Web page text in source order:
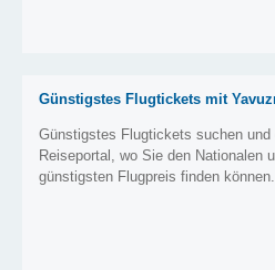
Günstigstes Flugtickets mit
Günstigstes Flugtickets suchen
Reiseportal, wo Sie den Nationalen
günstigsten Flugpreis finden können.